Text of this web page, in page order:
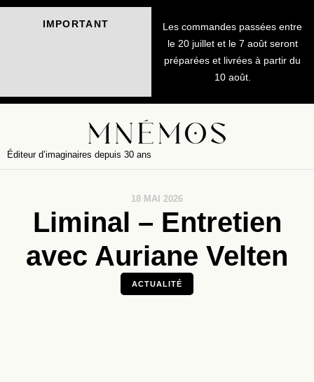
IMPORTANT
Les commandes passées entre
le 20 juillet et le 7 août seront
préparées et livrées à partir du
10 août.
Éditeur d’imaginaires depuis 30 ans
18 MAI 2026
Liminal – Entretien
avec Auriane Velten
ACTUALITÉ